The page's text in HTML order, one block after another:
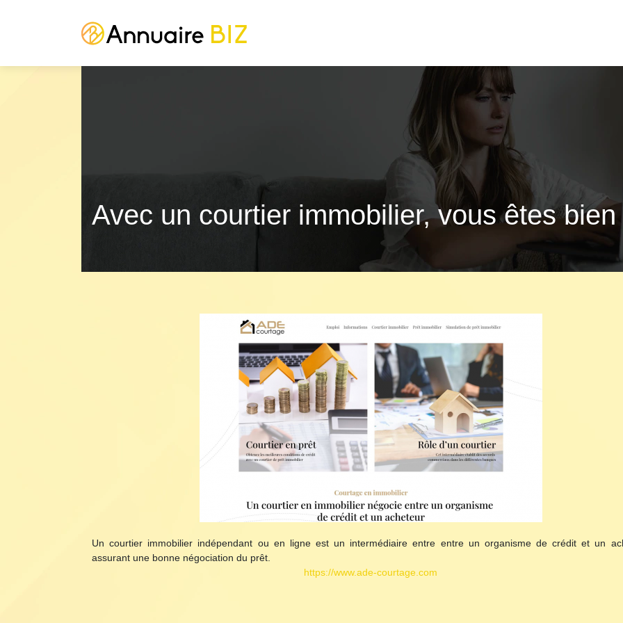
Avec un courtier immobilier, vous êtes
Un courtier immobilier indépendant ou en ligne est un intermédiaire entre entre un organisme de crédit et un
assurant une bonne négociation du prêt.
https://www.ade-courtage.com